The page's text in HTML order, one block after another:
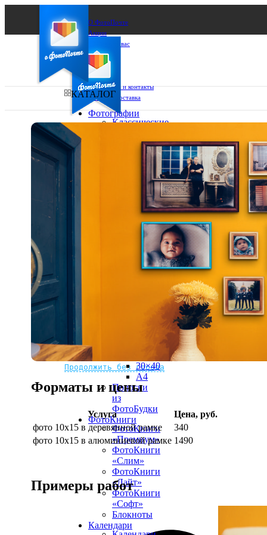
О ФотоПочте
Акции
Сделаем за вас
Бизнесу
FAQ
Франшиза
Поддержка и контакты
Оплата и доставка
Ваш город:
Ваш регион доставки
Выберите из списка:
Не нашли Ваш город?
Мы доставляем по всему миру
Продолжить без города
КАТАЛОГ
Фотографии
Классические
10х10
10х15
15х15
15х20
20х20
20х30
30х30
30х40
А4
30×40
A4
Полоски
из
ФотоБудки
ФотоКниги
ФотоКниги
«Премиум»
ФотоКниги
«Слим»
ФотоКниги
«Лайт»
ФотоКниги
«Софт»
Блокноты
Календари
Форматы и цены
Услуга
Цена, руб.
фото 10х15 в деревянной рамке
340
фото 10х15 в алюминиевой рамке 1490
Примеры работ